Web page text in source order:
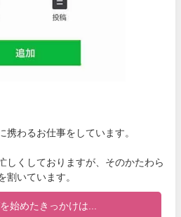
携わるお仕事をしています。
しくしておりますが、そのかたわら
割いています。
始めたきっかけは...